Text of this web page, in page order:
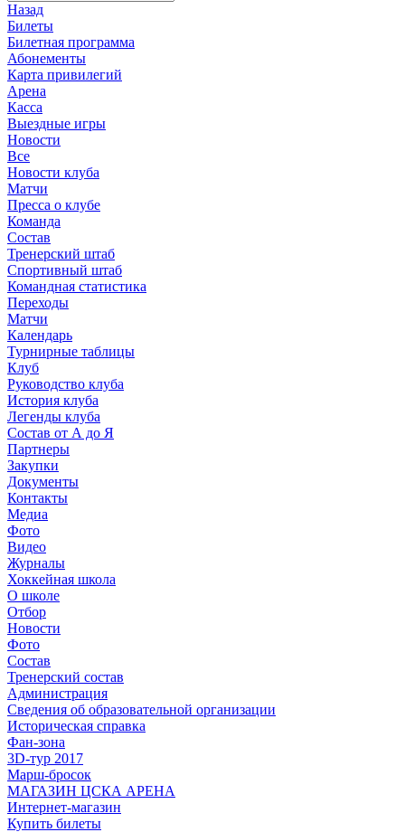
Назад
Билеты
Билетная программа
Абонементы
Карта привилегий
Арена
Касса
Выездные игры
Новости
Все
Новости клуба
Матчи
Пресса о клубе
Команда
Состав
Тренерский штаб
Спортивный штаб
Командная статистика
Переходы
Матчи
Календарь
Турнирные таблицы
Клуб
Руководство клуба
История клуба
Легенды клуба
Состав от А до Я
Партнеры
Закупки
Документы
Контакты
Медиа
Фото
Видео
Журналы
Хоккейная школа
О школе
Отбор
Новости
Фото
Состав
Тренерский состав
Администрация
Сведения об образовательной организации
Историческая справка
Фан-зона
3D-тур 2017
Марш-бросок
МАГАЗИН ЦСКА АРЕНА
Интернет-магазин
Купить билеты